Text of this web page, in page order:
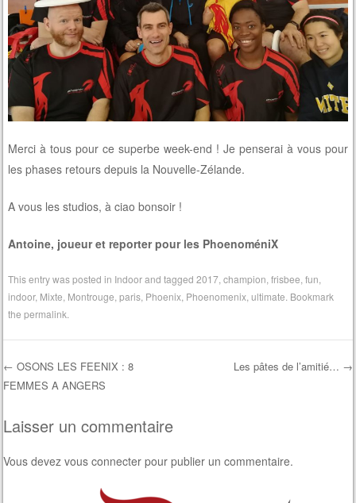
Merci à tous pour ce superbe week-end ! Je penserai à vous pour
les phases retours depuis la Nouvelle-Zélande.
A vous les studios, à ciao bonsoir !
Antoine, joueur et reporter pour les PhoenoméniX
This entry was posted in Indoorand tagged2017 ,champion ,frisbee ,fun
indoor, Mixte Montrouge ,paris Phoenix Phoenomenix ,ultimate . Bookmark
thepermalink
Post navigation
← OSONS LES FEENIX : 8
FEMMES A ANGERS
Les pâtes de l’amitié… →
Laisser un commentaire
Vous devezvous connecter pour publier un commentaire.